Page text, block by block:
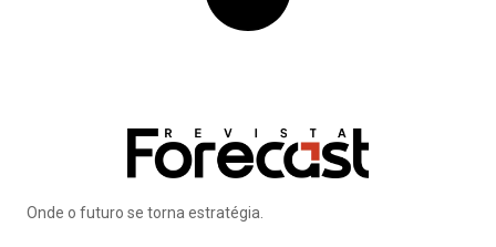
Onde o futuro se torna estratégia.